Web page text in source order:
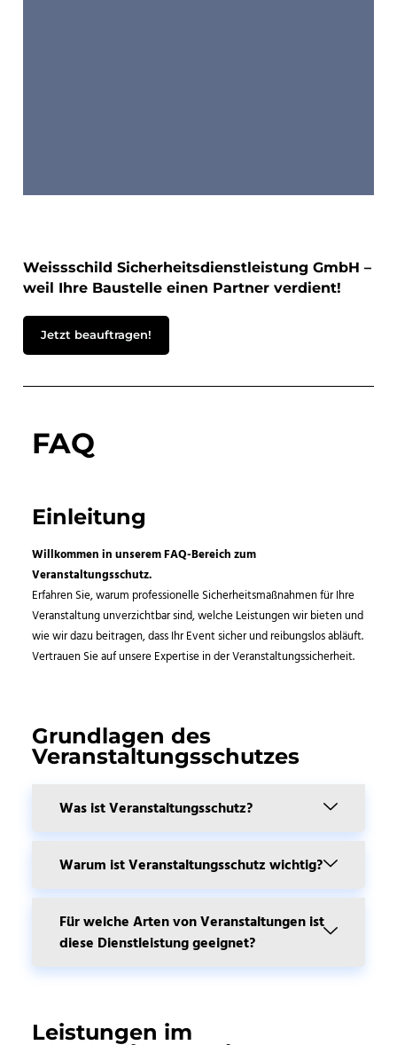
Weissschild Sicherheitsdienstleistung GmbH –
weil Ihre Baustelle einen Partner verdient!
Jetzt beauftragen!
FAQ
Einleitung
Willkommen in unserem FAQ-Bereich zum
Veranstaltungsschutz.
Erfahren Sie, warum professionelle Sicherheitsmaßnahmen für Ihre
Veranstaltung unverzichtbar sind, welche Leistungen wir bieten und
wie wir dazu beitragen, dass Ihr Event sicher und reibungslos abläuft.
Vertrauen Sie auf unsere Expertise in der Veranstaltungssicherheit.
Grundlagen des
Veranstaltungsschutzes
Was ist Veranstaltungsschutz?
Warum ist Veranstaltungsschutz wichtig?
Für welche Arten von Veranstaltungen ist
diese Dienstleistung geeignet?
Leistungen im